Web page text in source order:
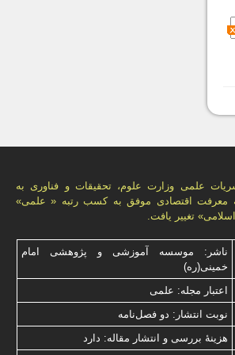
علمی وزارت علوم، تحقیقات و فناوری به
مورخ 1391/4/10، مجله معرفت اقتصادی موفق به کسب رتبه « علمی»
تغییر یافت.
ناشر: موسسه آموزشی و پژوهشی امام
خمینی(ره)
اعتبار مجله: علمی
نوبت انتشار: دو فصل‌نامه
هزینۀ بررسی و انتشار مقاله: دارد